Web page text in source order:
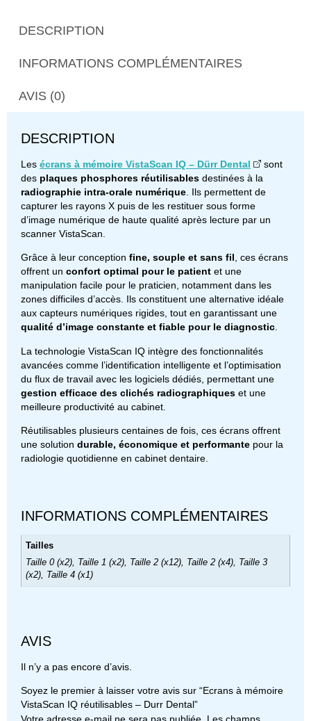
DESCRIPTION
INFORMATIONS COMPLÉMENTAIRES
AVIS (0)
DESCRIPTION
Les écrans à mémoire VistaScan IQ – Dürr Dental
sont
des plaques phosphores réutilisables destinées à la
radiographie intra-orale numérique . Ils permettent de
capturer les rayons X puis de les restituer sous forme
d’image numérique de haute qualité après lecture par un
scanner VistaScan.
Grâce à leur conception fine, souple et sans fil, ces écrans
offrent un confort optimal pour le patient et une
manipulation facile pour le praticien, notamment dans les
zones difficiles d’accès. Ils constituent une alternative idéale
aux capteurs numériques rigides, tout en garantissant une
qualité d’image constante et fiable pour le diagnostic.
La technologie VistaScan IQ intègre des fonctionnalités
avancées comme l’identification intelligente et l’optimisation
du flux de travail avec les logiciels dédiés, permettant une
gestion efficace des clichés radiographiques et une
meilleure productivité au cabinet.
Réutilisables plusieurs centaines de fois, ces écrans offrent
une solution durable, économique et performante pour la
radiologie quotidienne en cabinet dentaire.
INFORMATIONS COMPLÉMENTAIRES
Tailles
Taille 0 (x2), Taille 1 (x2), Taille 2 (x12), Taille 2 (x4), Taille 3
(x2), Taille 4 (x1)
AVIS
Il n’y a pas encore d’avis.
Soyez le premier à laisser votre avis sur “Ecrans à mémoire
VistaScan IQ réutilisables – Durr Dental”